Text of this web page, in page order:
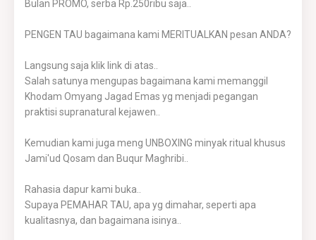
Bulan PROMO, serba Rp.250ribu saja..
PENGEN TAU bagaimana kami MERITUALKAN pesan ANDA?
Langsung saja klik link di atas..
Salah satunya mengupas bagaimana kami memanggil
Khodam Omyang Jagad Emas yg menjadi pegangan
praktisi supranatural kejawen..
Kemudian kami juga meng UNBOXING minyak ritual khusus
Jami'ud Qosam dan Buqur Maghribi..
Rahasia dapur kami buka..
Supaya PEMAHAR TAU, apa yg dimahar, seperti apa
kualitasnya, dan bagaimana isinya..